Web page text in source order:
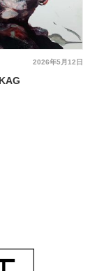
2026年5月12日